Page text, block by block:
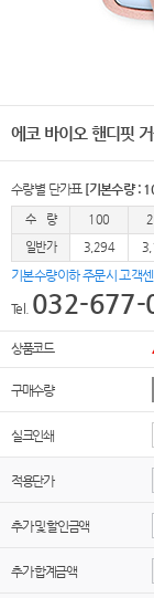
에코 바이오 핸디핏
수량별 단가표 [기본수량 :
수 량 100
일반가
3,294
기본수량이하 주문시 고객
Tel. 032-677-
상품코드
구매수량
실크인쇄
적용단가
추가 및 할인금액
추가 합계금액